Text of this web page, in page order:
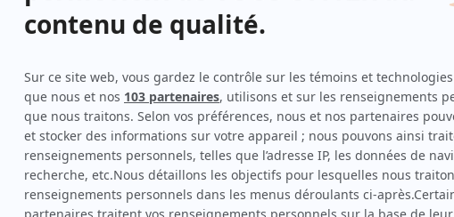
Personnages
Jeunes en liberté (Rôle inconnu)